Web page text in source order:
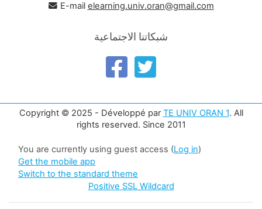
E-mail elearning.univ.oran@gmail.com
شبكاتنا الاجتماعية
Copyright © 2025 - Développé par TE UNIV ORAN 1. All
rights reserved. Since 2011
You are currently using guest access (Log in)
Get the mobile app
Switch to the standard theme
Positive SSL Wildcard